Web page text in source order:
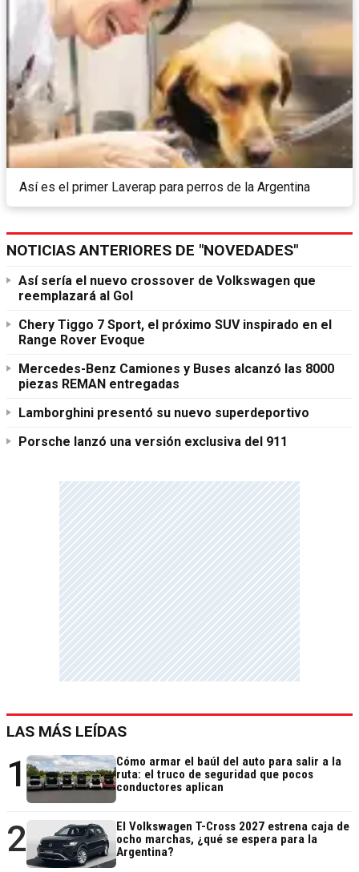
Así es el primer Laverap para perros de la Argentina
NOTICIAS ANTERIORES DE "NOVEDADES"
Así sería el nuevo crossover de Volkswagen que
reemplazará al Gol
Chery Tiggo 7 Sport, el próximo SUV inspirado en el
Range Rover Evoque
Mercedes-Benz Camiones y Buses alcanzó las 8000
piezas REMAN entregadas
Lamborghini presentó su nuevo superdeportivo
Porsche lanzó una versión exclusiva del 911
LAS MÁS LEÍDAS
1
Cómo armar el baúl del auto para salir a la
ruta: el truco de seguridad que pocos
conductores aplican
2
El Volkswagen T-Cross 2027 estrena caja de
ocho marchas, ¿qué se espera para la
Argentina?